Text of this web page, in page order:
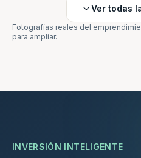
Ver todas
Fotografías reales del
para ampliar.
INVERSIÓN INTELIGENTE